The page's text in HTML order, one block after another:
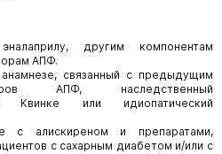
другим компонентам
АПФ.
связанный с предыдущим
АПФ, наследственный
Квинке или идиопатический
с алискиреном и препаратами,
с сахарным диабетом и/или с